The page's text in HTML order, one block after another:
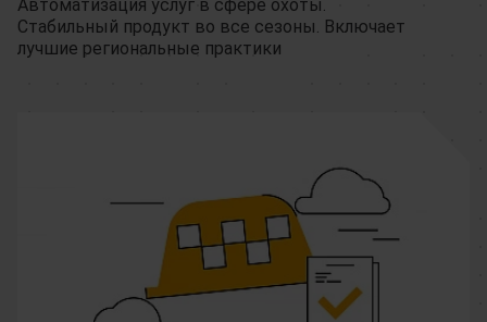
Автоматизация услуг в сфере охоты.
Стабильный продукт во все сезоны. Включает
лучшие региональные практики